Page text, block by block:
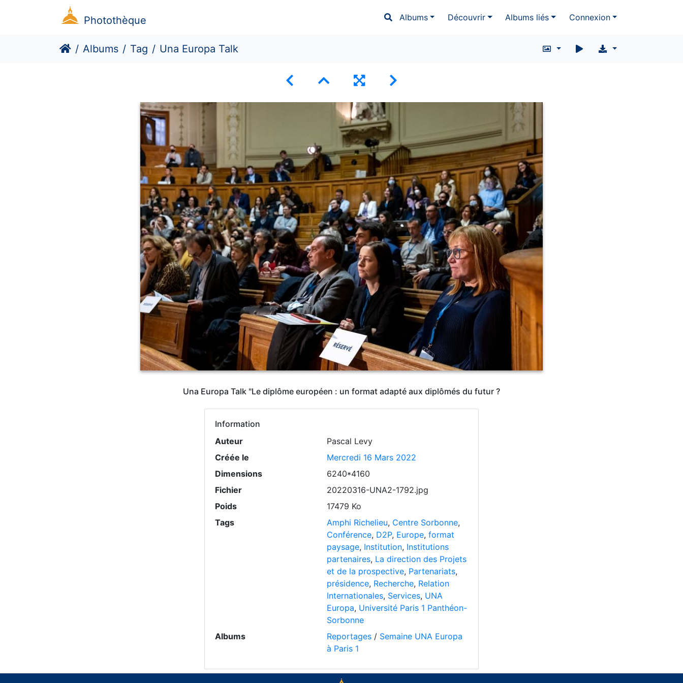
Photothèque Albums Découvrir Albums liés Connexion
Albums Tag Una Europa Talk
Una Europa Talk "Le diplôme européen : un format adapté aux diplômés du futur ?
Information
Auteur
Pascal Levy
Créée le
Mercredi 16 Mars 2022
Dimensions
6240*4160
Fichier
20220316-UNA2-1792.jpg
Poids
17479 Ko
Tags
Amphi Richelieu, Centre Sorbonne,
Conférence, D2P, Europe, format
paysage, Institution, Institutions
partenaires, La direction des Projets
et de la prospective, Partenariats,
présidence, Recherche, Relation
Internationales, Services, UNA
Europa, Université Paris 1 Panthéon-
Sorbonne
Albums
Reportages / Semaine UNA Europa
à Paris 1